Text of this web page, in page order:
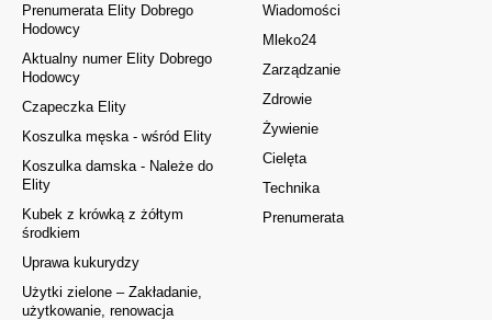
Wiadomości
Mleko24
Zarządzanie
Zdrowie
Żywienie
Cielęta
Technika
Prenumerata
Prenumerata Elity Dobrego
Hodowcy
Aktualny numer Elity Dobrego
Hodowcy
Czapeczka Elity
Koszulka męska - wśród Elity
Koszulka damska - Należe do
Elity
Kubek z krówką z żółtym
środkiem
Uprawa kukurydzy
Użytki zielone – Zakładanie,
użytkowanie, renowacja